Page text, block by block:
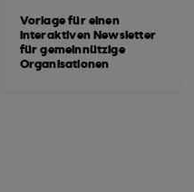
Vorlage für einen
interaktiven Newsletter
für gemeinnützige
Organisationen